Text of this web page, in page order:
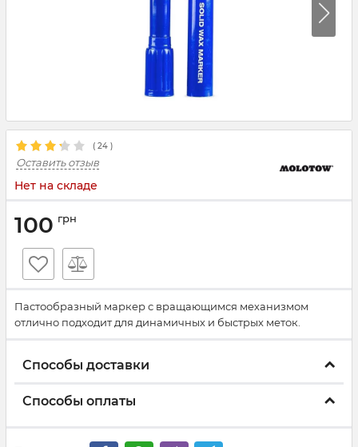
( 24 )
Оставить отзыв
Нет на складе
100 грн
Пастообразный маркер с вращающимся механизмом
отлично подходит для динамичных и быстрых меток.
Способы доставки
Способы оплаты